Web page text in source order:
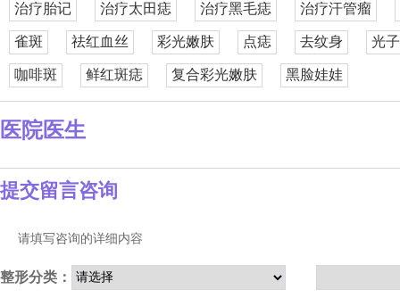
治疗胎记 治疗太田痣 治疗黑毛痣 治疗汗管瘤
雀斑 祛红血丝 彩光嫩肤 点痣 去纹身 光
咖啡斑 鲜红斑痣 复合彩光嫩肤 黑脸娃娃
医院医生
提交留言咨询
请填写咨询的详细内容
整形分类：